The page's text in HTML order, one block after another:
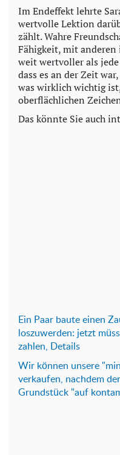
Im Endeffekt lehrte
wertvolle Lektion
zählt. Wahre
Fähigkeit, mit
weit wertvoller als
dass es an der Zeit
was wirklich wichtig
oberflächlichen
Das könnte Sie auch
Ein Paar baute einen
loszuwerden: jetzt
zahlen, Details
Wir können unsere
verkaufen, nachdem
Grundstück "auf